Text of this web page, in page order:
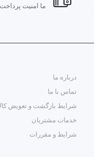
ما امنیت
درباره ما
تماس با ما
شرایط بازگشت و تعویض
خدمات مشتریان
شرایط و مقررات